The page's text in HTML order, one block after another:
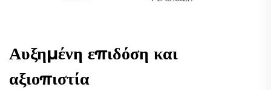
Αυξημένη επιδόση και
αξιοπιστία